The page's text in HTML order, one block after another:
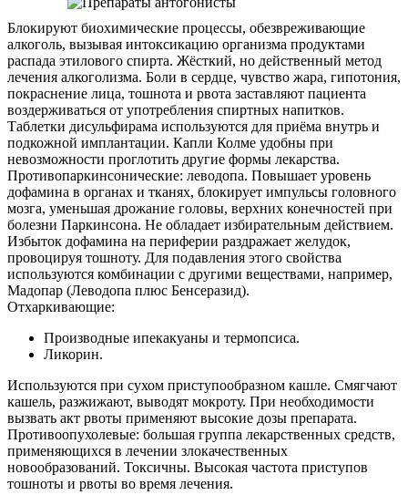
Контакты
Блокируют биохимические процессы, обезвреживающие
алкоголь, вызывая интоксикацию организма продуктами
распада этилового спирта. Жёсткий, но действенный метод
лечения алкоголизма. Боли в сердце, чувство жара, гипотония,
покраснение лица, тошнота и рвота заставляют пациента
воздерживаться от употребления спиртных напитков.
Таблетки дисульфирама используются для приёма внутрь и
подкожной имплантации. Капли Колме удобны при
невозможности проглотить другие формы лекарства.
Противопаркинсонические: леводопа. Повышает уровень
дофамина в органах и тканях, блокирует импульсы головного
мозга, уменьшая дрожание головы, верхних конечностей при
болезни Паркинсона. Не обладает избирательным действием.
Избыток дофамина на периферии раздражает желудок,
провоцируя тошноту. Для подавления этого свойства
используются комбинации с другими веществами, например,
Мадопар (Леводопа плюс Бенсеразид).
Отхаркивающие:
Производные ипекакуаны и термопсиса.
Ликорин.
Используются при сухом приступообразном кашле. Смягчают
кашель, разжижают, выводят мокроту. При необходимости
вызвать акт рвоты применяют высокие дозы препарата.
Противоопухолевые: большая группа лекарственных средств,
применяющихся в лечении злокачественных
новообразований. Токсичны. Высокая частота приступов
тошноты и рвоты во время лечения.